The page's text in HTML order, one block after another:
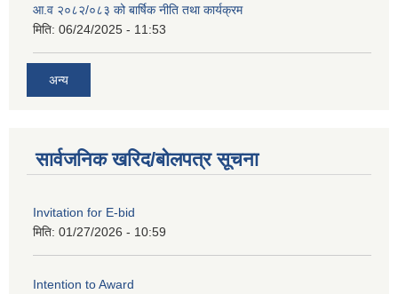
आ.व २०८२/०८३ को बार्षिक नीति तथा कार्यक्रम
मिति: 06/24/2025 - 11:53
अन्य
सार्वजनिक खरिद/बोलपत्र सूचना
Invitation for E-bid
मिति: 01/27/2026 - 10:59
Intention to Award